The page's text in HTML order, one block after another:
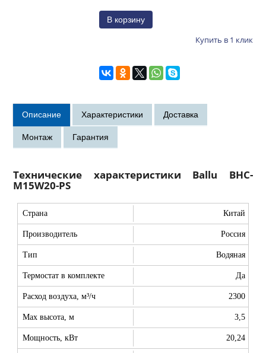
Купить в 1 клик
Технические характеристики Ballu BHC-
M15W20-PS
Страна Китай
Производитель Россия
Тип Водяная
Термостат в комплекте Да
Расход воздуха, м³/ч 2300
Max высота, м 3,5
Мощность, кВт 20,24